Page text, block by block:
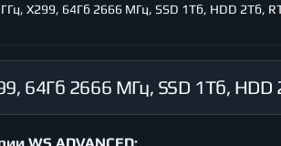
X299, 64Гб 2666 МГц, SSD 1Тб, HDD 2Тб,